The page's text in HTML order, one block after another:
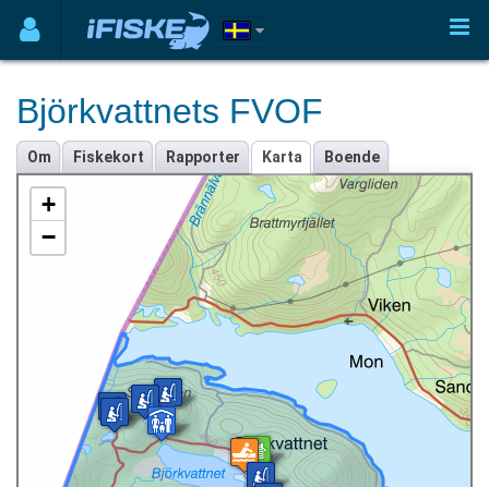
Björkvattnets FVOF
Om Fiskekort Rapporter Karta Boende
+
−